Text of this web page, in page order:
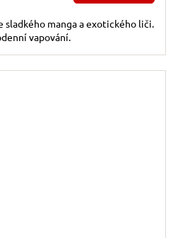
sladkého manga a exotického liči.
vapování.